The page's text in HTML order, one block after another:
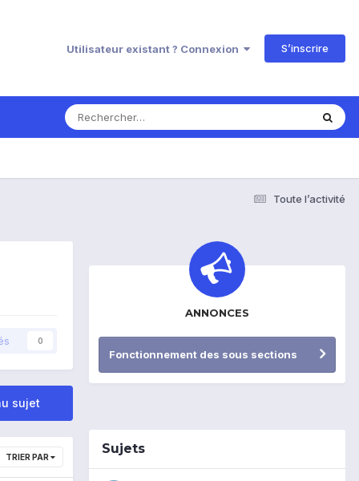
Utilisateur existant ? Connexion S’inscrire
Toute l’activité
0
sujet
TRIER PAR
ANNONCES
Fonctionnement des sous sections
Sujets